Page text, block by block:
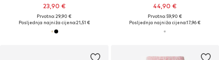
23,90 €
Prvotno: 29,90 €
Posljednja najniža cijena:21,51 €
44,90 €
Prvotno: 59,90 €
Posljednja najniža cijena:17,96 €